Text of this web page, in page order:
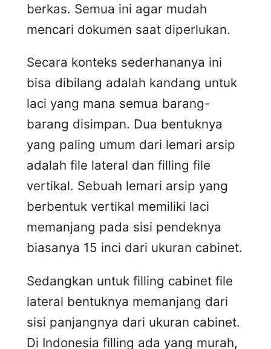
berkas. Semua ini agar mudah
mencari dokumen saat diperlukan.
Secara konteks sederhananya ini
bisa dibilang adalah kandang untuk
laci yang mana semua barang-
barang disimpan. Dua bentuknya
yang paling umum dari lemari arsip
adalah file lateral dan filling file
vertikal. Sebuah lemari arsip yang
berbentuk vertikal memiliki laci
memanjang pada sisi pendeknya
biasanya 15 inci dari ukuran cabinet.
Sedangkan untuk filling cabinet file
lateral bentuknya memanjang dari
sisi panjangnya dari ukuran cabinet.
Di Indonesia filling ada yang murah,